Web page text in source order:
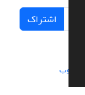
اشتراک
سیناوب